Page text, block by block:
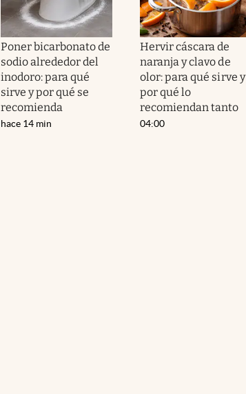
Poner bicarbonato de
sodio alrededor del
inodoro: para qué
sirve y por qué se
recomienda
hace 14 min
Hervir cáscara de
naranja y clavo de
olor: para qué sirve y
por qué lo
recomiendan tanto
04:00